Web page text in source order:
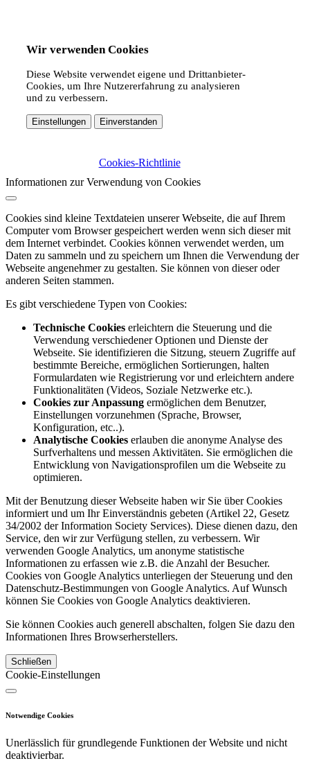
Wir verwenden Cookies
Diese Website verwendet eigene und Drittanbieter-
Cookies, um Ihre Nutzererfahrung zu analysieren
und zu verbessern.
Einstellungen Einverstanden
Cookies-Richtlinie
Informationen zur Verwendung von Cookies
Cookies sind kleine Textdateien unserer Webseite, die auf Ihrem
Computer vom Browser gespeichert werden wenn sich dieser mit
dem Internet verbindet. Cookies können verwendet werden, um
Daten zu sammeln und zu speichern um Ihnen die Verwendung der
Webseite angenehmer zu gestalten. Sie können von dieser oder
anderen Seiten stammen.
Es gibt verschiedene Typen von Cookies:
Technische Cookies erleichtern die Steuerung und die
Verwendung verschiedener Optionen und Dienste der
Webseite. Sie identifizieren die Sitzung, steuern Zugriffe auf
bestimmte Bereiche, ermöglichen Sortierungen, halten
Formulardaten wie Registrierung vor und erleichtern andere
Funktionalitäten (Videos, Soziale Netzwerke etc.).
Cookies zur Anpassung ermöglichen dem Benutzer,
Einstellungen vorzunehmen (Sprache, Browser,
Konfiguration, etc..).
Analytische Cookies erlauben die anonyme Analyse des
Surfverhaltens und messen Aktivitäten. Sie ermöglichen die
Entwicklung von Navigationsprofilen um die Webseite zu
optimieren.
Mit der Benutzung dieser Webseite haben wir Sie über Cookies
informiert und um Ihr Einverständnis gebeten (Artikel 22, Gesetz
34/2002 der Information Society Services). Diese dienen dazu, den
Service, den wir zur Verfügung stellen, zu verbessern. Wir
verwenden Google Analytics, um anonyme statistische
Informationen zu erfassen wie z.B. die Anzahl der Besucher.
Cookies von Google Analytics unterliegen der Steuerung und den
Datenschutz-Bestimmungen von Google Analytics. Auf Wunsch
können Sie Cookies von Google Analytics deaktivieren.
Sie können Cookies auch generell abschalten, folgen Sie dazu den
Informationen Ihres Browserherstellers.
Schließen
Cookie-Einstellungen
Notwendige Cookies
Unerlässlich für grundlegende Funktionen der Website und nicht
deaktivierbar.